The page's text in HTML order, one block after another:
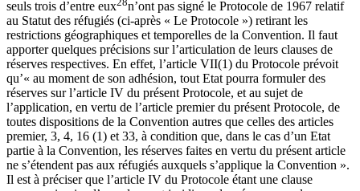
seuls trois d’entre eux
n’ont pas signé le Protocole de 1967 relatif
au Statut des réfugiés (ci-après « Le Protocole ») retirant les
restrictions géographiques et temporelles de la Convention. Il faut
apporter quelques précisions sur l’articulation de leurs clauses de
réserves respectives. En effet, l’article VII(1) du Protocole prévoit
qu’« au moment de son adhésion, tout Etat pourra formuler des
réserves sur l’article IV du présent Protocole, et au sujet de
l’application, en vertu de l’article premier du présent Protocole, de
toutes dispositions de la Convention autres que celles des articles
premier, 3, 4, 16 (1) et 33, à condition que, dans le cas d’un Etat
partie à la Convention, les réserves faites en vertu du présent article
ne s’étendent pas aux réfugiés auxquels s’applique la Convention ».
Il est à préciser que l’article IV du Protocole étant une clause